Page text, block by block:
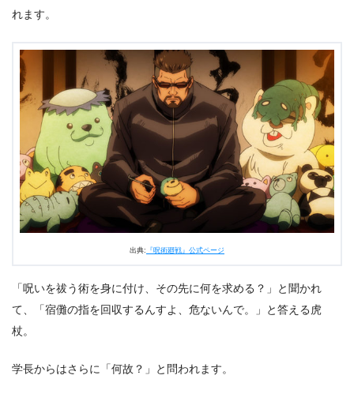
れます。
出典: 『呪術廻戦』公式ページ
「呪いを祓う術を身に付け、その先に何を求める？」と聞かれ
て、「宿儺の指を回収するんすよ、危ないんで。」と答える虎
杖。
学長からはさらに「何故？」と問われます。